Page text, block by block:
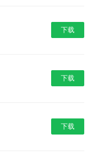
下载
下载
下载